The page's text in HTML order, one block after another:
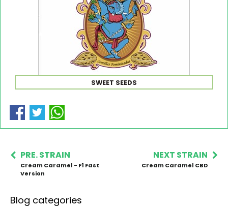
SWEET SEEDS
PRE. STRAIN
Cream Caramel - F1 Fast
Version
NEXT STRAIN
Cream Caramel CBD
Blog categories